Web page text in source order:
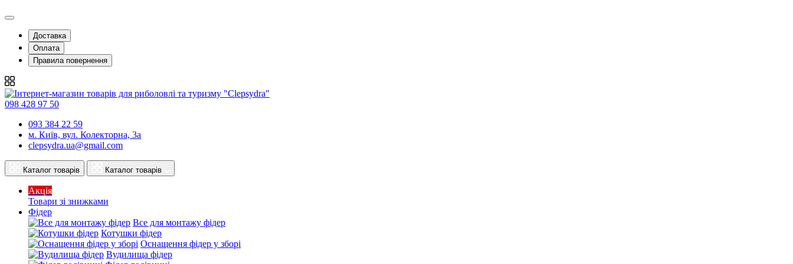
Доставка
Оплата
Правила повернення
098 428 97 50
093 384 22 59
м. Київ, вул. Колекторна, 3а
clepsydra.ua@gmail.com
Каталог товарів Каталог товарів
Акція
Товари зі знижками
Фідер
Все для монтажу фідер
Котушки фідер
Оснащення фідер у зборі
Вудилища фідер